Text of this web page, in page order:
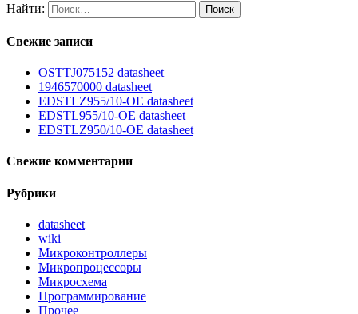
Найти:
Свежие записи
OSTTJ075152 datasheet
1946570000 datasheet
EDSTLZ955/10-OE datasheet
EDSTL955/10-OE datasheet
EDSTLZ950/10-OE datasheet
Свежие комментарии
Рубрики
datasheet
wiki
Микроконтроллеры
Микропроцессоры
Микросхема
Программирование
Прочее